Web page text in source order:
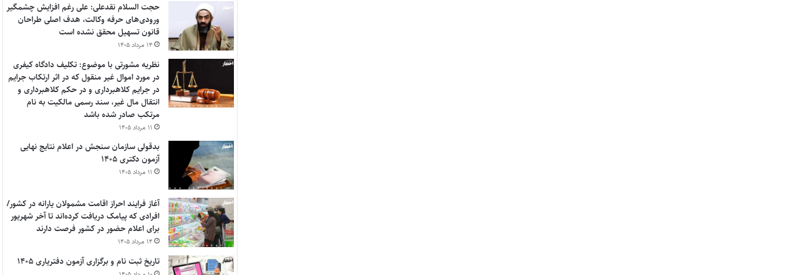
حجت السلام نقدعلی: علی رغم افزایش چشمگیر
ورودی‌های حرفه وکالت، هدف اصلی طراحان
قانون تسهیل محقق نشده است
۱۴ مرداد ۱۴۰۵
نظریه مشورتی با موضوع: تکلیف دادگاه کیفری
در مورد اموال غیر منقول که در اثر ارتکاب جرایم
در جرایم کلاهبرداری و در حکم کلاهبرداری و
انتقال مال غیر، سند رسمی مالکیت به نام
مرتکب صادر شده باشد
۱۱ مرداد ۱۴۰۵
بدقولی سازمان سنجش در اعلام نتایج نهایی
آزمون دکتری ۱۴۰۵
۱۱ مرداد ۱۴۰۵
آغاز فرایند احراز اقامت مشمولان یارانه در کشور/
افرادی که پیامک دریافت کرده‌اند تا آخر شهریور
برای اعلام حضور در کشور فرصت دارند
۱۴ مرداد ۱۴۰۵
تاریخ ثبت نام و برگزاری آزمون دفتریاری ۱۴۰۵